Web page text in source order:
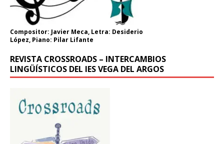
Compositor: Javier Meca, Letra: Desiderio
López, Piano: Pilar Lifante
REVISTA CROSSROADS – INTERCAMBIOS
LINGÜÍSTICOS DEL IES VEGA DEL ARGOS